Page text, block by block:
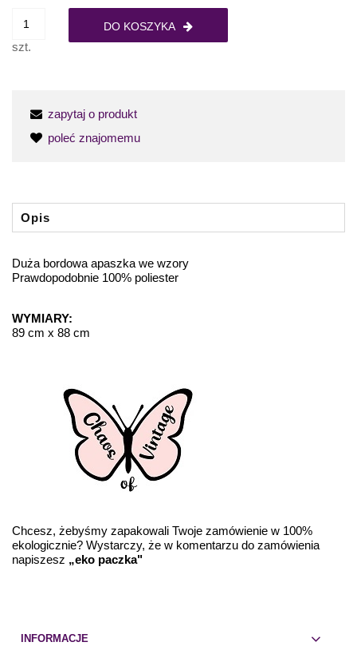
szt.
DO KOSZYKA
zapytaj o produkt
poleć znajomemu
Opis
Duża bordowa apaszka we wzory
Prawdopodobnie 100% poliester
WYMIARY:
89 cm x 88 cm
Chcesz, żebyśmy zapakowali Twoje zamówienie w 100%
ekologicznie? Wystarczy, że w komentarzu do zamówienia
napiszesz „eko paczka"
INFORMACJE